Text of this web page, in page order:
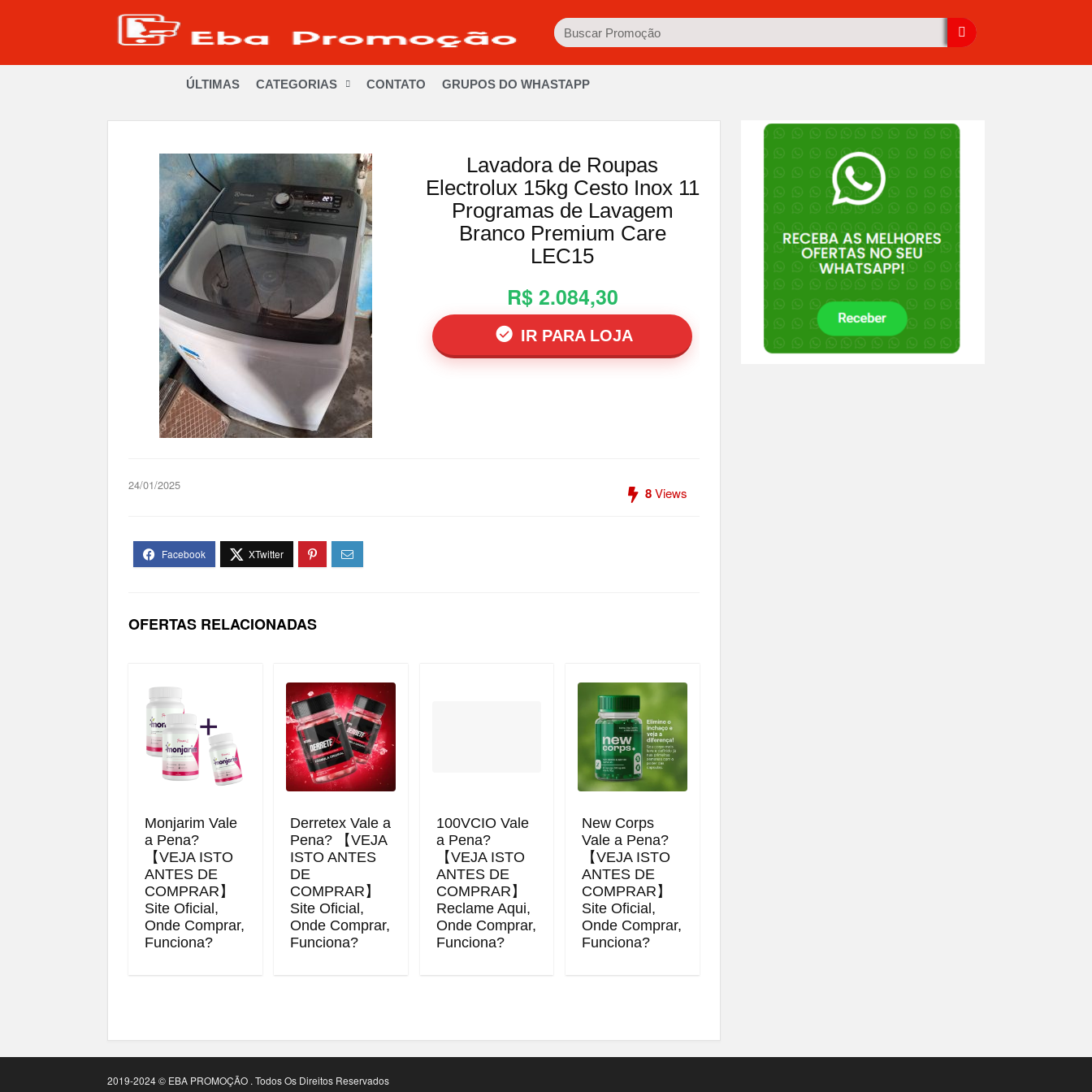
ÚLTIMAS CATEGORIAS CONTATO GRUPOS DO WHASTAPP
Lavadora de Roupas
Electrolux 15kg Cesto Inox 11
Programas de Lavagem
Branco Premium Care
LEC15
R$ 2.084,30
IR PARA LOJA
24/01/2025 8Views
OFERTAS RELACIONADAS
Monjarim Vale
a Pena?
【VEJA ISTO
ANTES DE
COMPRAR】
Site Oficial,
Onde Comprar,
Funciona?
Derretex Vale a
Pena? 【VEJA
ISTO ANTES
DE
COMPRAR】
Site Oficial,
Onde Comprar,
Funciona?
100VCIO Vale
a Pena?
【VEJA ISTO
ANTES DE
COMPRAR】
Reclame Aqui,
Onde Comprar,
Funciona?
New Corps
Vale a Pena?
【VEJA ISTO
ANTES DE
COMPRAR】
Site Oficial,
Onde Comprar,
Funciona?
2019-2024 © EBA PROMOÇÃO . Todos Os Direitos Reservados